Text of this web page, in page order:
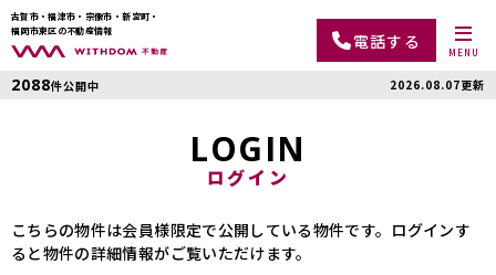
古賀市・福津市・宗像市・新宮町・
福岡市東区の不動産情報
電話する
MENU
2088件公開中 2026.08.07更新
LOGIN
ログイン
こちらの物件は会員様限定で公開している物件です。ログインす
ると物件の詳細情報がご覧いただけます。